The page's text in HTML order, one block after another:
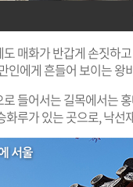
매화가 반갑게 손짓하
인에게 흔들어 보이는 왕
들어서는 길목에서는
화루가 있는 곳으로, 낙